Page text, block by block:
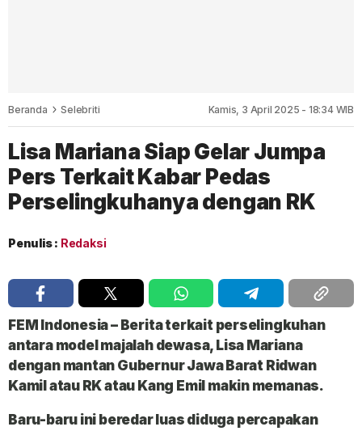
Beranda Selebriti Kamis, 3 April 2025 - 18:34 WIB
Lisa Mariana Siap Gelar Jumpa
Pers Terkait Kabar Pedas
Perselingkuhanya dengan RK
Penulis : Redaksi
FEM Indonesia– Berita terkait perselingkuhan
antara model majalah dewasa, Lisa Mariana
dengan mantan Gubernur Jawa Barat Ridwan
Kamil atau RKatau Kang Emil makin memanas.
Baru-baru ini beredar luas diduga percapakan